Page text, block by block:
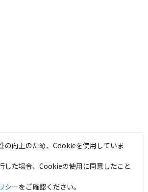
の向上のため、Cookieを使用していま
した場合、Cookieの使用に同意したこと
シーをご確認ください。